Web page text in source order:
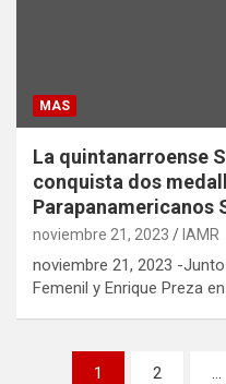
MAS
La quintanarroense
conquista dos
Parapanamericanos
noviembre 21, 2023 IAMR
noviembre 21, 2023 -
Femenil y Enrique Preza
Paginación
1 2 …